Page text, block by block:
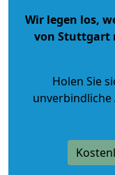
Wir legen los,
von Stuttgart
Holen Sie
unverbindliche